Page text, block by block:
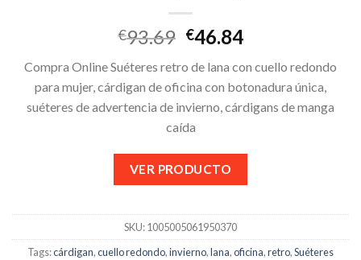
€93.69 €46.84
Compra Online Suéteres retro de lana con cuello redondo
para mujer, cárdigan de oficina con botonadura única,
suéteres de advertencia de invierno, cárdigans de manga
caída
VER PRODUCTO
SKU:1005005061950370
Tags:cárdigan,cuello redondo,invierno,lana,oficina,retro,Suéteres